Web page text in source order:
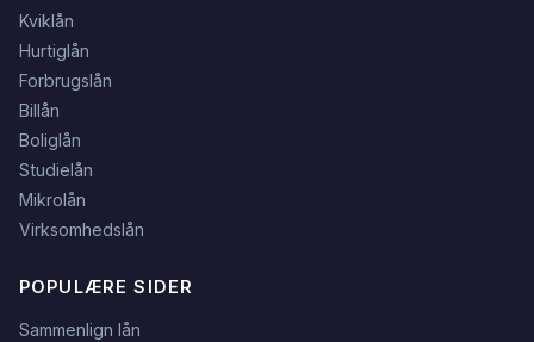
Kviklån
Hurtiglån
Forbrugslån
Billån
Boliglån
Studielån
Mikrolån
Virksomhedslån
POPULÆRE SIDER
Sammenlign lån